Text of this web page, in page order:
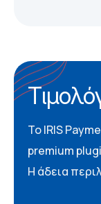
Το IRIS
premium
Η άδεια